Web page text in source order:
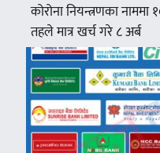
कोरोना नियन्त्रणका नाममा
तहले मात्र खर्च गरे ८ अर्ब